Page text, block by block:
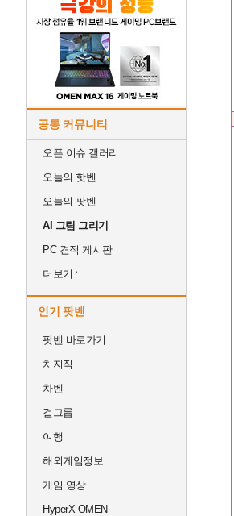
공통 커뮤니티
오픈 이슈 갤러리
오늘의 핫벤
오늘의 팟벤
AI 그림 그리기
PC 견적 게시판
더보기
인기 팟벤
팟벤 바로가기
치지직
차벤
걸그룹
여행
해외게임정보
게임 영상
HyperX OMEN